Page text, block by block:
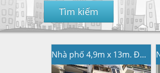
Tìm kiếm
Nhà phố 4,9m x 13m. Đúc 1 lửng 3 lầu. Hẻm nhựa 8m. Đường HT42